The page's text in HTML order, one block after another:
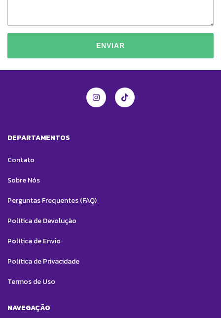
ENVIAR
DEPARTAMENTOS
Contato
Sobre Nós
Perguntas Frequentes (FAQ)
Política de Devolução
Política de Envio
Política de Privacidade
Termos de Uso
NAVEGAÇÃO